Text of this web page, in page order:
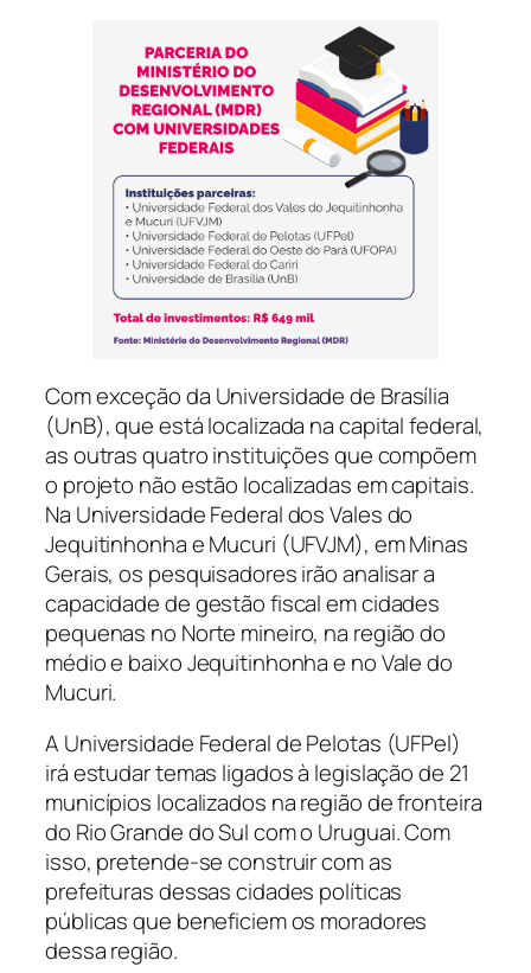
Com exceção da Universidade de Brasília
(UnB), que está localizada na capital federal,
as outras quatro instituições que compõem
o projeto não estão localizadas em capitais.
Na Universidade Federal dos Vales do
Jequitinhonha e Mucuri (UFVJM), em Minas
Gerais, os pesquisadores irão analisar a
capacidade de gestão fiscal em cidades
pequenas no Norte mineiro, na região do
médio e baixo Jequitinhonha e no Vale do
Mucuri.
A Universidade Federal de Pelotas (UFPel)
irá estudar temas ligados à legislação de 21
municípios localizados na região de fronteira
do Rio Grande do Sul com o Uruguai. Com
isso, pretende-se construir com as
prefeituras dessas cidades políticas
públicas que beneficiem os moradores
dessa região.